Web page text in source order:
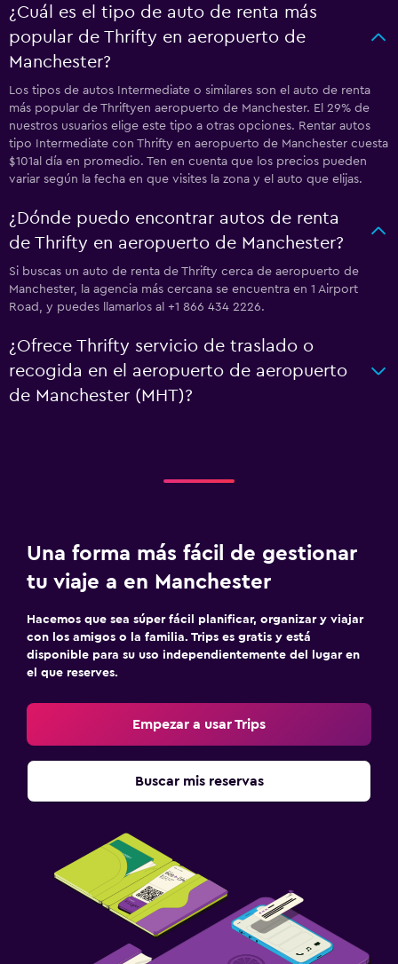
¿Cuál es el tipo de auto de renta más
popular de Thrifty en aeropuerto de
Manchester?
Los tipos de autos Intermediate o similares son el auto de renta
más popular de Thriftyen aeropuerto de Manchester. El 29% de
nuestros usuarios elige este tipo a otras opciones. Rentar autos
tipo Intermediate con Thrifty en aeropuerto de Manchester cuesta
$101al día en promedio. Ten en cuenta que los precios pueden
variar según la fecha en que visites la zona y el auto que elijas.
¿Dónde puedo encontrar autos de renta
de Thrifty en aeropuerto de Manchester?
Si buscas un auto de renta de Thrifty cerca de aeropuerto de
Manchester, la agencia más cercana se encuentra en 1 Airport
Road, y puedes llamarlos al +1 866 434 2226.
¿Ofrece Thrifty servicio de traslado o
recogida en el aeropuerto de aeropuerto
de Manchester (MHT)?
Una forma más fácil de gestionar
tu viaje a en Manchester
Hacemos que sea súper fácil planificar, organizar y viajar
con los amigos o la familia. Trips es gratis y está
disponible para su uso independientemente del lugar en
el que reserves.
Empezar a usar Trips
Buscar mis reservas